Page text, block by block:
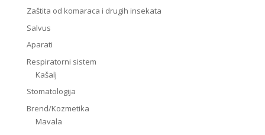
Zaštita od komaraca i drugih insekata
Salvus
Aparati
Respiratorni sistem
Kašalj
Stomatologija
Brend/Kozmetika
Mavala